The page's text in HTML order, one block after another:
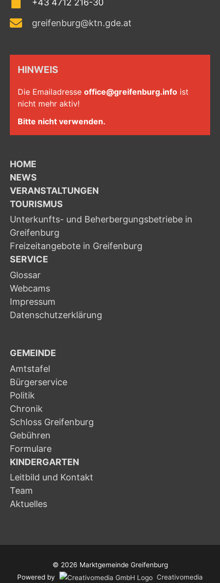
+43 4712 216-30
greifenburg@ktn.gde.at
HINWEIS
Die Emailadresse office@greifenburg.info ist
nicht mehr aktiv!
Bitte nicht verwenden.
HOME
NEWS
VERANSTALTUNGEN
TOURISMUS
Unterkunfts- und Beherbergungsbetriebe in
Greifenburg
Freizeitangebote in Greifenburg
SERVICE
Glossar
Webcams
Impressum
Datenschutzerklärung
GEMEINDE
Amtstafel
Bürgerservice
Politik
Chronik
Schloss Greifenburg
Gebühren
Formulare
KINDERGARTEN
Leitbild und Kontakt
Team
Aktuelles
© 2026 Marktgemeinde Greifenburg
Powered by
Creativomedia